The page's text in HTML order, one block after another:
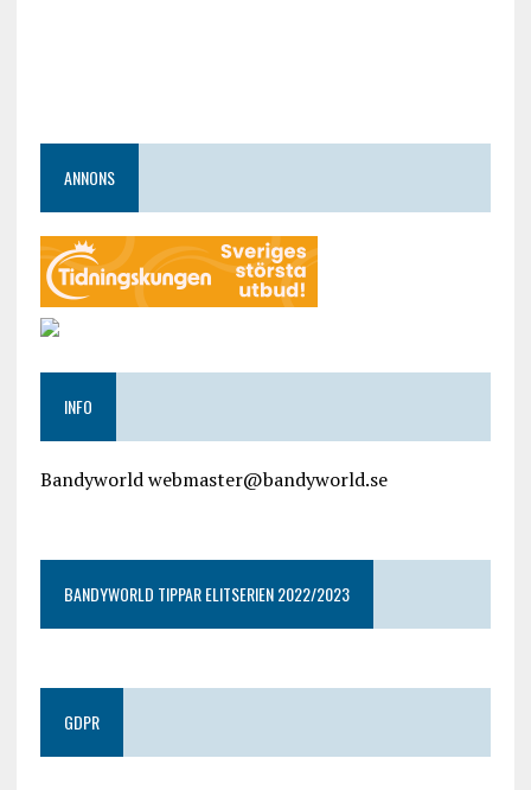
ANNONS
INFO
Bandyworld webmaster@bandyworld.se
BANDYWORLD TIPPAR ELITSERIEN 2022/2023
GDPR